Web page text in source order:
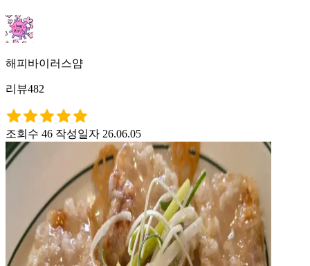
해피바이러스얌
리뷰482
조회수 46 작성일자 26.06.05